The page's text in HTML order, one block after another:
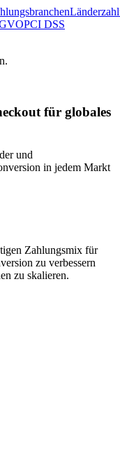
PCI DSS
.
für globales
und
in jedem Markt
Zahlungsmix für
zu verbessern
zu skalieren.